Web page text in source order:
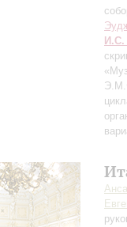
И.С.